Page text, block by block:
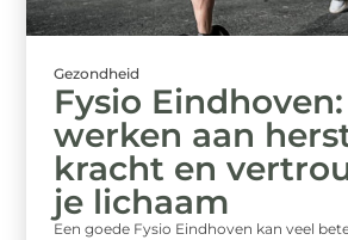
Gezondheid
Fysio Eindhoven:
werken aan
kracht en
je lichaam
Een goede Fysio Eindhoven kan veel